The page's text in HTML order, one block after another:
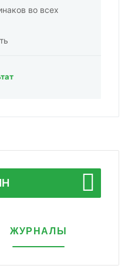
во всех
ЖУРНАЛЫ